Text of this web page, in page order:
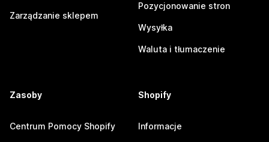
Zarządzanie sklepem
Pozycjonowanie stron
Wysyłka
Waluta i tłumaczenie
Zasoby
Centrum Pomocy Shopify
Shopify
Informacje